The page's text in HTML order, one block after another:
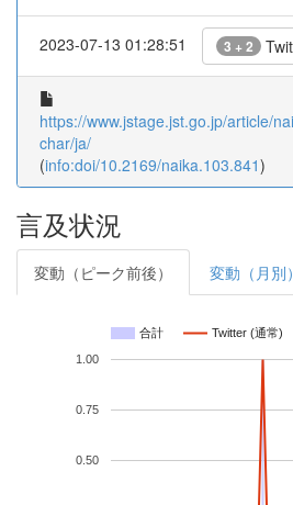
2023-07-13 01:28:51 3 + 2
https://www.jstage.jst.go.jp/article/
char/ja/
(info:doi/10.2169/naika.103.841)
言及状況
変動（ピーク前後） 変動（月別）
合計 Twitter (通常)
0.50
0.75
1.00